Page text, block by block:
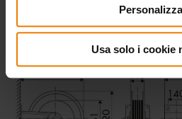
Personalizza
Usa solo i cookie
DIMENSIONI D’INGOMBRO